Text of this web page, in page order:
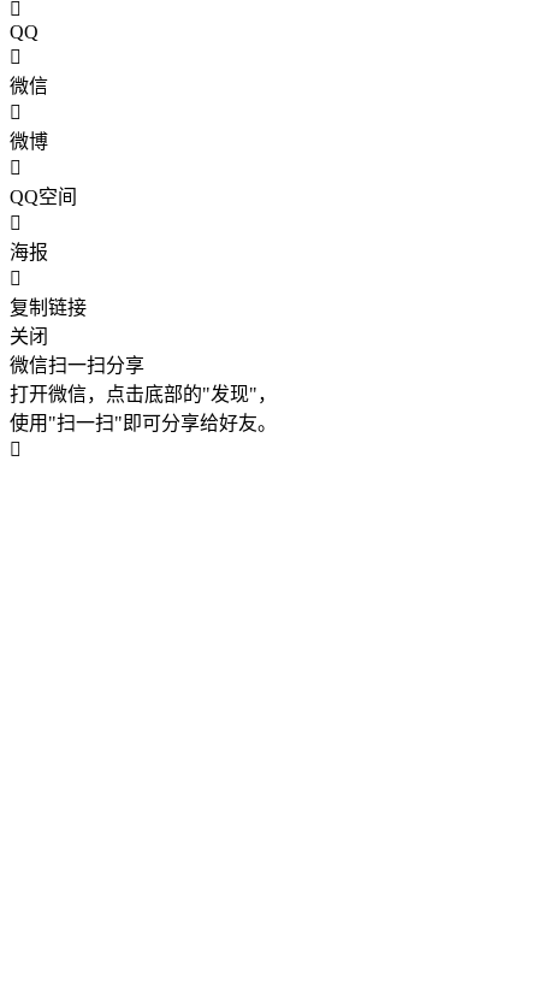
QQ
微信
微博
QQ空间
海报
复制链接
关闭
微信扫一扫分享
打开微信，点击底部的"发现"，
使用"扫一扫"即可分享给好友。